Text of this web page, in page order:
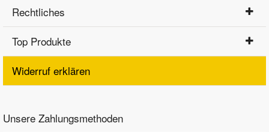
Rechtliches
Top Produkte
Widerruf erklären
Unsere Zahlungsmethoden